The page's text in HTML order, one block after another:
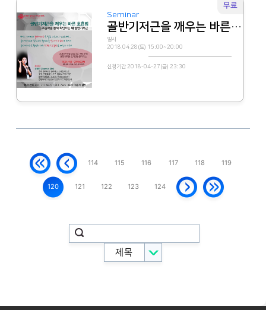
무료
Seminar
골반기저근을 깨우는 바른 호흡법
일시
2018.04.28(토) 15:00~20:00
신청기간 2018-04-27(금) 23:30
114 115 116 117 118 119
120 121 122 123 124
제목